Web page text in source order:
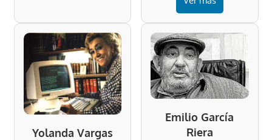
Yolanda Vargas
Emilio García
Riera